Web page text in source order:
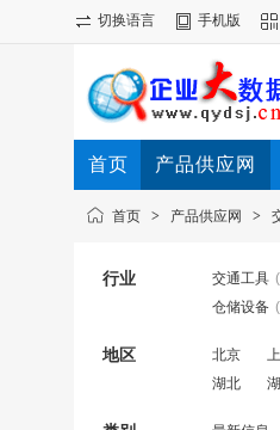
切换语言 手机版
首页 产品供应网
首页 > 产品供应网 >
行业 交通工具
仓储设备
地区 北京
湖北